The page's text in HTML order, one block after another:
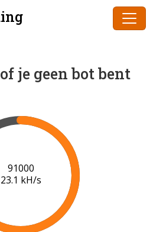
je geen bot bent
91000
23.1 kH/s